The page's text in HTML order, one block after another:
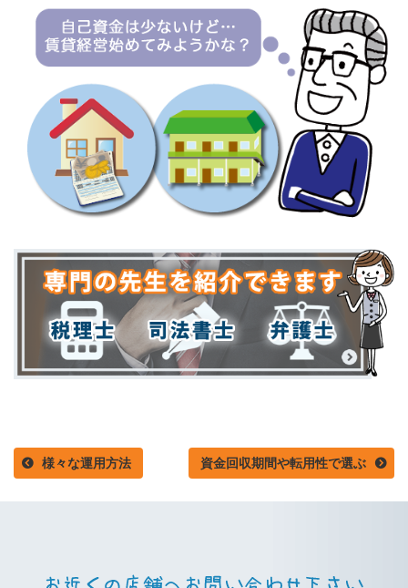
様々な運用方法 資金回収期間や転用性で選ぶ